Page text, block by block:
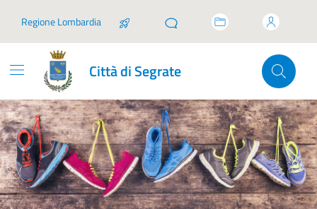
Regione Lombardia
Città di Segrate